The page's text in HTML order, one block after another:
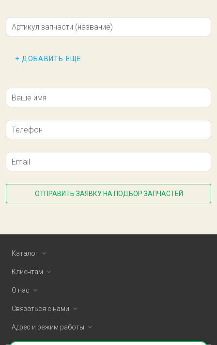
Артикул запчасти (название)
+ ДОБАВИТЬ ЕЩЕ
Ваше имя
Телефон
Email
ОТПРАВИТЬ ЗАЯВКУ НА ПОДБОР ЗАПЧАСТЕЙ
Каталог
Клиентам
О нас
Связаться с нами
Адрес и режим работы